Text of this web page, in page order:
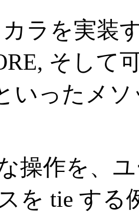
ラを実装
そして
いったメ
操作を、
を tie する